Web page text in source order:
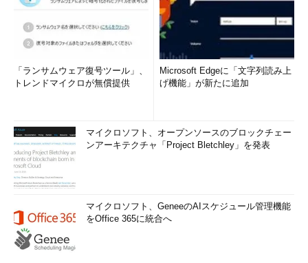
「ランサムウェア復号ツール」、
トレンドマイクロが無償提供
Microsoft Edgeに「文字列読み上
げ機能」が新たに追加
マイクロソフト、オープンソースのブロックチェー
ンアーキテクチャ「Project Bletchley」を発表
マイクロソフト、GeneeのAIスケジュール管理機能
をOffice 365に統合へ